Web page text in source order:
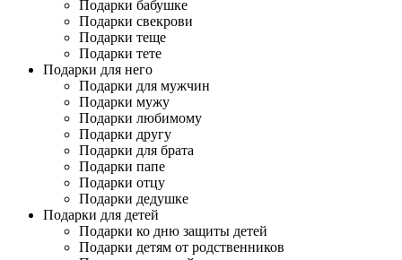
Подарки бабушке
Подарки свекрови
Подарки теще
Подарки тете
Подарки для него
Подарки для мужчин
Подарки мужу
Подарки любимому
Подарки другу
Подарки для брата
Подарки папе
Подарки отцу
Подарки дедушке
Подарки для детей
Подарки ко дню защиты детей
Подарки детям от родственников